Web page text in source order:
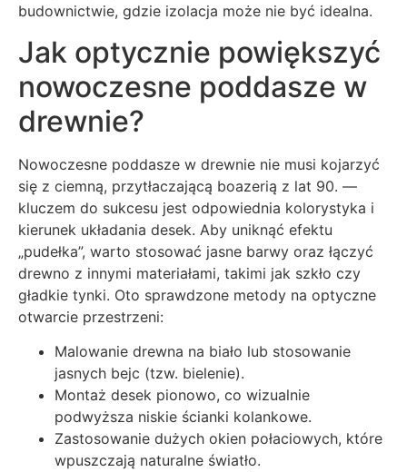
budownictwie, gdzie izolacja może nie być idealna.
Jak optycznie powiększyć
nowoczesne poddasze w
drewnie?
Nowoczesne poddasze w drewnie nie musi kojarzyć
się z ciemną, przytłaczającą boazerią z lat 90. —
kluczem do sukcesu jest odpowiednia kolorystyka i
kierunek układania desek. Aby uniknąć efektu
„pudełka”, warto stosować jasne barwy oraz łączyć
drewno z innymi materiałami, takimi jak szkło czy
gładkie tynki. Oto sprawdzone metody na optyczne
otwarcie przestrzeni:
Malowanie drewna na biało lub stosowanie
jasnych bejc (tzw. bielenie).
Montaż desek pionowo, co wizualnie
podwyższa niskie ścianki kolankowe.
Zastosowanie dużych okien połaciowych, które
wpuszczają naturalne światło.